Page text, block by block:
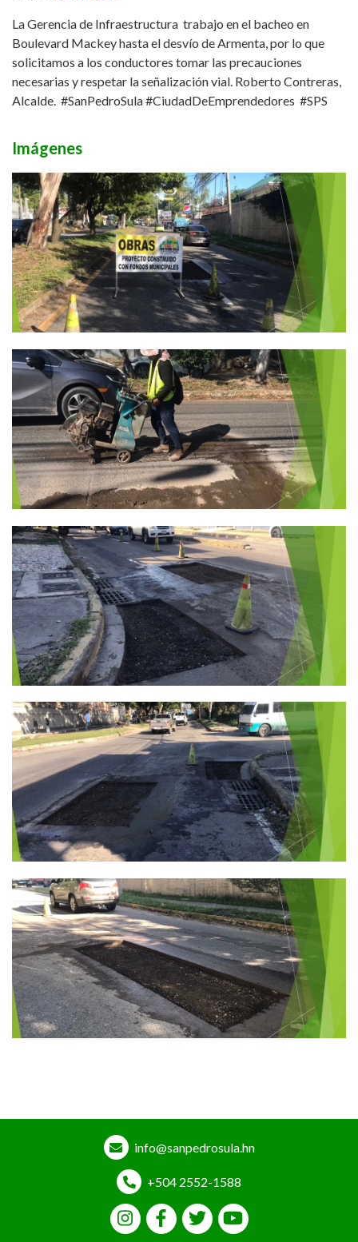
La Gerencia de Infraestructura trabajo en el bacheo en
Boulevard Mackey hasta el desvío de Armenta, por lo que
solicitamos a los conductores tomar las precauciones
necesarias y respetar la señalización vial. Roberto Contreras,
Alcalde. #SanPedroSula #CiudadDeEmprendedores #SPS
Imágenes
info@sanpedrosula.hn
+504 2552-1588